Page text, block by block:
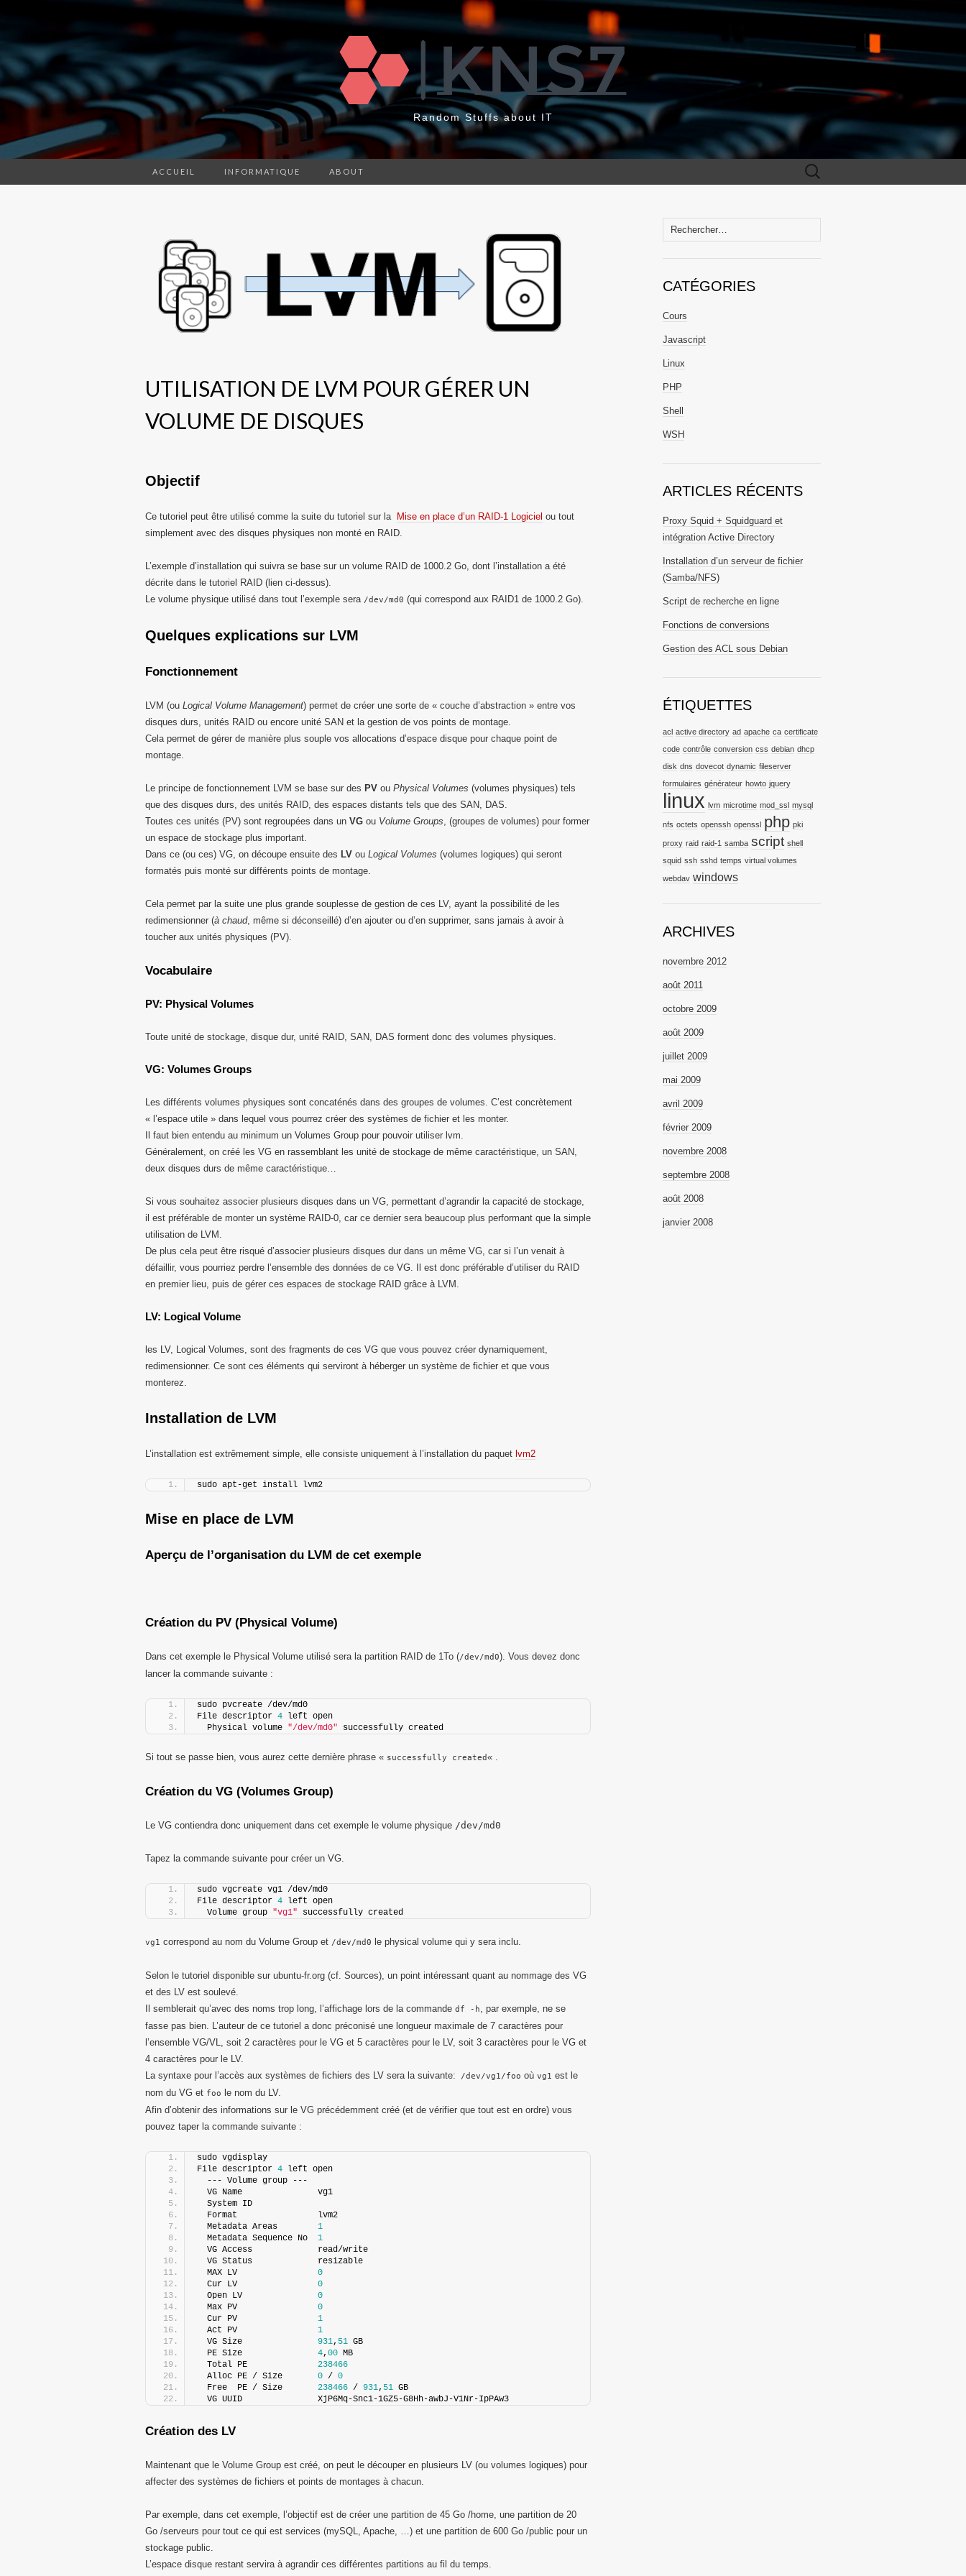
Random Stuffs about IT
ACCUEIL INFORMATIQUE ABOUT Rechercher :
UTILISATION DE LVM POUR GÉRER UN
VOLUME DE DISQUES
Objectif
Ce tutoriel peut être utilisé comme la suite du tutoriel sur la Mise en place d’un RAID-1 Logiciel ou tout
simplement avec des disques physiques non monté en RAID.
L’exemple d’installation qui suivra se base sur un volume RAID de 1000.2 Go, dont l’installation a été
décrite dans le tutoriel RAID (lien ci-dessus).
Le volume physique utilisé dans tout l’exemple sera /dev/md0 (qui correspond aux RAID1 de 1000.2 Go).
Quelques explications sur LVM
Fonctionnement
LVM (ou Logical Volume Management) permet de créer une sorte de « couche d’abstraction » entre vos
disques durs, unités RAID ou encore unité SAN et la gestion de vos points de montage.
Cela permet de gérer de manière plus souple vos allocations d’espace disque pour chaque point de
montage.
Le principe de fonctionnement LVM se base sur des PV ou Physical Volumes (volumes physiques) tels
que des disques durs, des unités RAID, des espaces distants tels que des SAN, DAS.
Toutes ces unités (PV) sont regroupées dans un VG ou Volume Groups , (groupes de volumes) pour former
un espace de stockage plus important.
Dans ce (ou ces) VG, on découpe ensuite des LV ou Logical Volumes (volumes logiques) qui seront
formatés puis monté sur différents points de montage.
Cela permet par la suite une plus grande souplesse de gestion de ces LV, ayant la possibilité de les
redimensionner (à chaud, même si déconseillé) d’en ajouter ou d’en supprimer, sans jamais à avoir à
toucher aux unités physiques (PV).
Vocabulaire
PV: Physical Volumes
Toute unité de stockage, disque dur, unité RAID, SAN, DAS forment donc des volumes physiques.
VG: Volumes Groups
Les différents volumes physiques sont concaténés dans des groupes de volumes. C’est concrètement
« l’espace utile » dans lequel vous pourrez créer des systèmes de fichier et les monter.
Il faut bien entendu au minimum un Volumes Group pour pouvoir utiliser lvm.
Généralement, on créé les VG en rassemblant les unité de stockage de même caractéristique, un SAN,
deux disques durs de même caractéristique…
Si vous souhaitez associer plusieurs disques dans un VG, permettant d’agrandir la capacité de stockage,
il est préférable de monter un système RAID-0, car ce dernier sera beaucoup plus performant que la simple
utilisation de LVM.
De plus cela peut être risqué d’associer plusieurs disques dur dans un même VG, car si l’un venait à
défaillir, vous pourriez perdre l’ensemble des données de ce VG. Il est donc préférable d’utiliser du RAID
en premier lieu, puis de gérer ces espaces de stockage RAID grâce à LVM.
LV: Logical Volume
les LV, Logical Volumes, sont des fragments de ces VG que vous pouvez créer dynamiquement,
redimensionner. Ce sont ces éléments qui serviront à héberger un système de fichier et que vous
monterez.
Installation de LVM
L’installation est extrêmement simple, elle consiste uniquement à l’installation du paquet lvm2
sudo apt-get install lvm2
Mise en place de LVM
Aperçu de l’organisation du LVM de cet exemple
Création du PV (Physical Volume)
Dans cet exemple le Physical Volume utilisé sera la partition RAID de 1To (/dev/md0). Vous devez donc
lancer la commande suivante :
sudo pvcreate /dev/md0
File descriptor 4 left open
  Physical volume
"/dev/md0" successfully created
Si tout se passe bien, vous aurez cette dernière phrase « successfully created« .
Création du VG (Volumes Group)
Le VG contiendra donc uniquement dans cet exemple le volume physique /dev/md0
Tapez la commande suivante pour créer un VG.
sudo vgcreate vg1 /dev/md0
File descriptor 4 left open
  Volume group
"vg1" successfully created
vg1 correspond au nom du Volume Group et /dev/md0 le physical volume qui y sera inclu.
Selon le tutoriel disponible sur ubuntu-fr.org (cf. Sources), un point intéressant quant au nommage des VG
et des LV est soulevé.
Il semblerait qu’avec des noms trop long, l’affichage lors de la commande df -h
, par exemple, ne se
fasse pas bien. L’auteur de ce tutoriel a donc préconisé une longueur maximale de 7 caractères pour
l’ensemble VG/VL, soit 2 caractères pour le VG et 5 caractères pour le LV, soit 3 caractères pour le VG et
4 caractères pour le LV.
La syntaxe pour l’accès aux systèmes de fichiers des LV sera la suivante: /dev/vg1/foo où vg1 est le
nom du VG et foo
le nom du LV.
Afin d’obtenir des informations sur le VG précédemment créé (et de vérifier que tout est en ordre) vous
pouvez taper la commande suivante :
sudo vgdisplay
File descriptor 4 left open
  --- Volume group ---
  VG Name               vg1
  System ID
  Format                lvm2
  Metadata Areas
1
  Metadata Sequence No
1
  VG Access             read/write
  VG Status             resizable
  MAX LV
0
  Cur LV
0
  Open LV
0
  Max PV
0
  Cur PV
1
  Act PV
1
  VG Size
931, 51 GB
  PE Size
4, 00 MB
  Total PE
238466
  Alloc PE / Size
0 / 0
  Free  PE / Size
238466 / 931, 51 GB
  VG UUID               XjP6Mq-Snc1-1GZ5-G8Hh-awbJ-V1Nr-IpPAw3
Création des LV
Maintenant que le Volume Group est créé, on peut le découper en plusieurs LV (ou volumes logiques) pour
affecter des systèmes de fichiers et points de montages à chacun.
Par exemple, dans cet exemple, l’objectif est de créer une partition de 45 Go /home, une partition de 20
Go /serveurs pour tout ce qui est services (mySQL, Apache, …) et une partition de 600 Go /public pour un
stockage public.
L’espace disque restant servira à agrandir ces différentes partitions au fil du temps.
Rechercher :
CATÉGORIES
Cours
Javascript
Linux
PHP
Shell
WSH
ARTICLES RÉCENTS
Proxy Squid + Squidguard et
intégration Active Directory
Installation d’un serveur de fichier
(Samba/NFS)
Script de recherche en ligne
Fonctions de conversions
Gestion des ACL sous Debian
ÉTIQUETTES
acl active directory ad apache ca certificate
code contrôle conversion css debian dhcp
disk dns dovecot dynamic fileserver
formulaires générateur howto jquery
linux lvm microtime mod_ssl mysql
nfs octets openssh openssl php pki
proxy raid raid-1 samba script shell
squid ssh sshd temps virtual volumes
webdav windows
ARCHIVES
novembre 2012
août 2011
octobre 2009
août 2009
juillet 2009
mai 2009
avril 2009
février 2009
novembre 2008
septembre 2008
août 2008
janvier 2008